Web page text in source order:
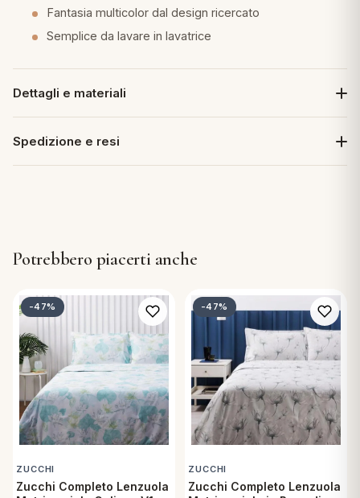
Fantasia multicolor dal design ricercato
Semplice da lavare in lavatrice
Dettagli e materiali
Spedizione e resi
Potrebbero piacerti anche
-47%
ZUCCHI
Zucchi Completo Lenzuola
-47%
ZUCCHI
Zucchi Completo Lenzuola